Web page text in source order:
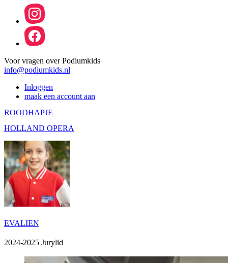
Voor vragen over Podiumkids
info@podiumkids.nl
Inloggen
maak een account aan
ROODHAPJE
HOLLAND OPERA
EVALIEN
2024-2025 Jurylid